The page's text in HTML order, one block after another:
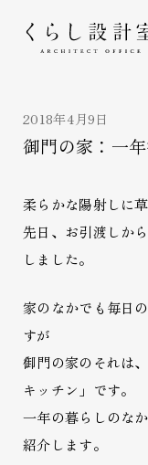
2018年4月9日
御門の家：一
柔らかな陽射しに
先日、お引渡しか
しました。
家のなかでも毎日
すが
御門の家のそれは
キッチン」です。
一年の暮らしのな
紹介します。